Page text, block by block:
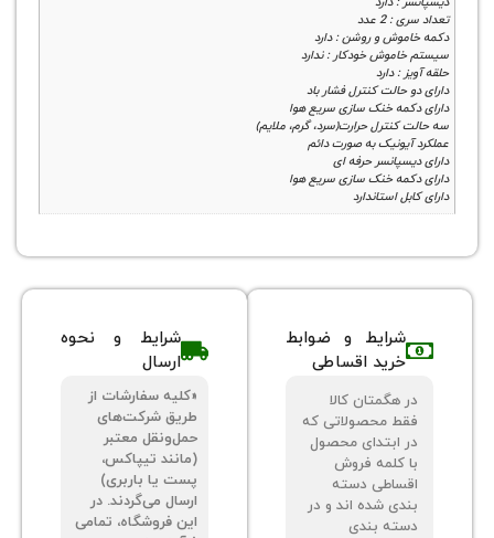
و روشن : دارد
خودکار : ندارد
کنترل فشار باد
خنک سازی سریع هوا
حرارت(سرد، گرم، ملایم)
به صورت دائم
حرفه ای
خنک سازی سریع هوا
استاندارد
شرایط و ضوابط
خرید اقساطی
محصولاتی که
ابتدای محصول
شده اند و در
شرایط و نحوه
«کلیه سفارشات از
طریق شرکت‌های
حمل‌ونقل معتبر
(مانند تیپاکس،
پست یا باربری)
ارسال می‌گردند. در
این فروشگاه، تمامی